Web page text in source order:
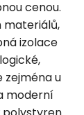
cenou.
materiálů,
izolace
zejména u
moderní